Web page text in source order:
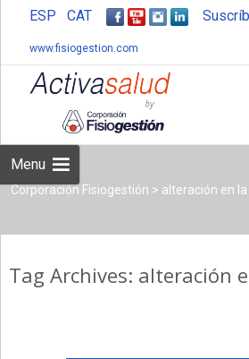
ESP CAT
www.fisiogestion.com
Menu
Corporación Fisiogestión > alteración en
Tag Archives: alteración